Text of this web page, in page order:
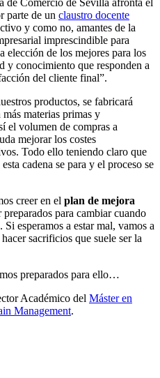
de Comercio de Sevilla afronta el
parte de un claustro docente
y como no, amantes de la
imprescindible para
elección de los mejores para los
y conocimiento que responden a
del cliente final”.
productos, se fabricará
más materias primas y
el volumen de compras a
mejorar los costes
Todo ello teniendo claro que
cadena se para y el proceso se
creer en el plan de mejora
preparados para cambiar cuando
esperamos a estar mal, vamos a
sacrificios que suele ser la
preparados para ello…
Académico del Máster en
Management.